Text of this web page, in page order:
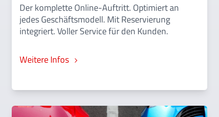
Der komplette Online-Auftritt. Optimiert an
jedes Geschäftsmodell. Mit Reservierung
integriert. Voller Service für den Kunden.
Weitere Infos